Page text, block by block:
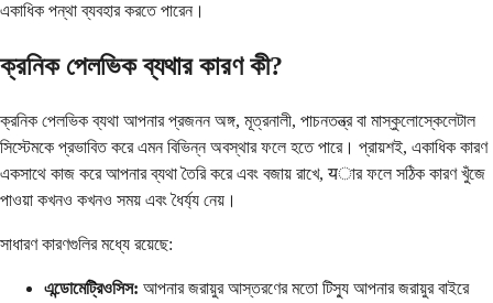
একাধিক পন্থা ব্যবহার করতে পারেন।
ক্রনিক পেলভিক ব্যথার কারণ কী?
ক্রনিক পেলভিক ব্যথা আপনার প্রজনন অঙ্গ, মূত্রনালী, পাচনতন্ত্র বা মাস্কুলোস্কেলেটাল
সিস্টেমকে প্রভাবিত করে এমন বিভিন্ন অবস্থার ফলে হতে পারে। প্রায়শই, একাধিক কারণ
একসাথে কাজ করে আপনার ব্যথা তৈরি করে এবং বজায় রাখে, यার ফলে সঠিক কারণ খুঁজে
পাওয়া কখনও কখনও সময় এবং ধৈর্য্য নেয়।
সাধারণ কারণগুলির মধ্যে রয়েছে:
এন্ডোমেট্রিওসিস: আপনার জরায়ুর আস্তরণের মতো টিস্যু আপনার জরায়ুর বাইরে